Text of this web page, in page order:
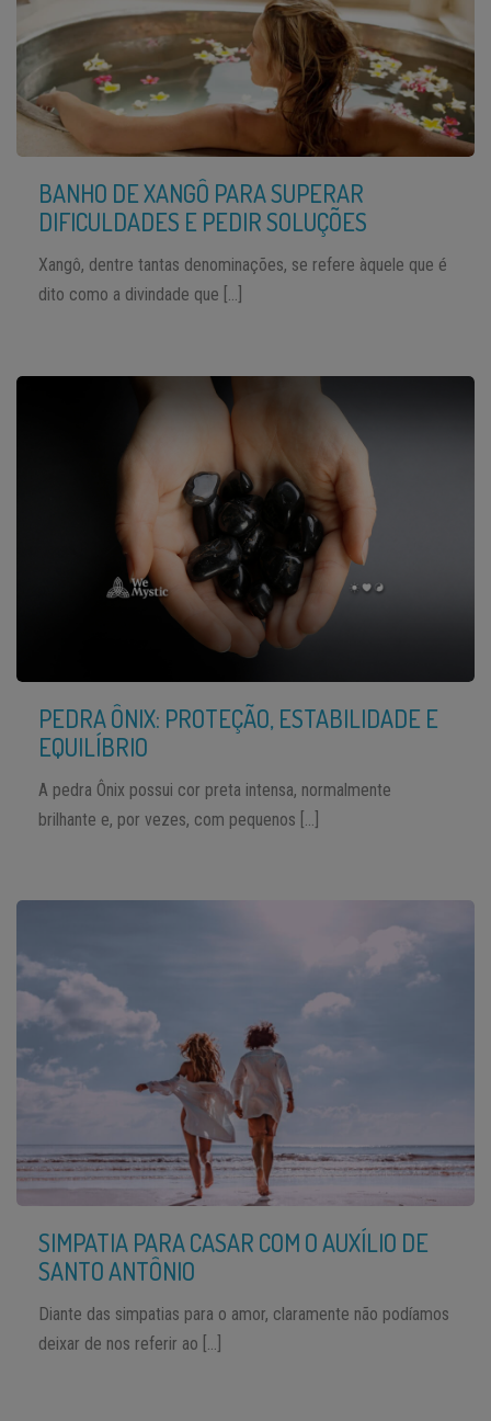
BANHO DE XANGÔ PARA SUPERAR
DIFICULDADES E PEDIR SOLUÇÕES
Xangô, dentre tantas denominações, se refere àquele que é
dito como a divindade que […]
PEDRA ÔNIX: PROTEÇÃO, ESTABILIDADE E
EQUILÍBRIO
A pedra Ônix possui cor preta intensa, normalmente
brilhante e, por vezes, com pequenos […]
SIMPATIA PARA CASAR COM O AUXÍLIO DE
SANTO ANTÔNIO
Diante das simpatias para o amor, claramente não podíamos
deixar de nos referir ao […]